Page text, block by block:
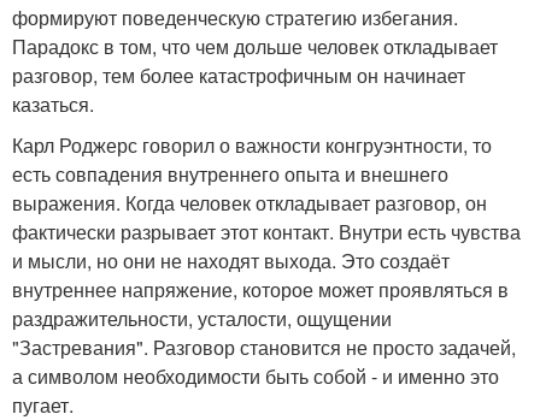
формируют поведенческую стратегию избегания.
Парадокс в том, что чем дольше человек откладывает
разговор, тем более катастрофичным он начинает
казаться.
Карл Роджерс говорил о важности конгруэнтности, то
есть совпадения внутреннего опыта и внешнего
выражения. Когда человек откладывает разговор, он
фактически разрывает этот контакт. Внутри есть чувства
и мысли, но они не находят выхода. Это создаёт
внутреннее напряжение, которое может проявляться в
раздражительности, усталости, ощущении
"Застревания". Разговор становится не просто задачей,
а символом необходимости быть собой - и именно это
пугает.